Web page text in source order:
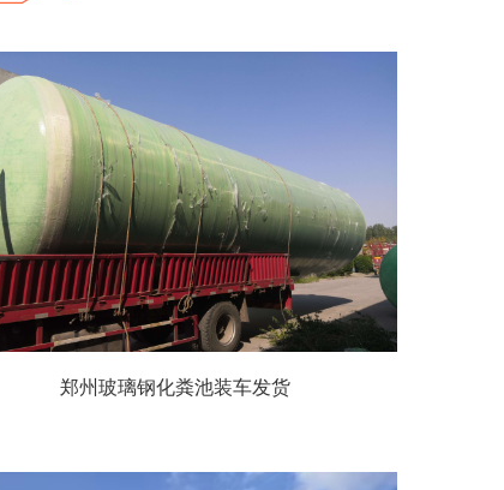
郑州玻璃钢化粪池装车发货